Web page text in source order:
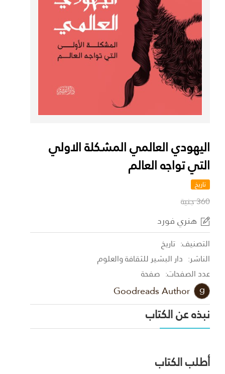
اليهودي العالمي المشكلة الاولي
التي تواجه العالم
تاريخ
360 جنية
هنري فورد
التصنيف: تاريخ
الناشر: دار البشير للثقافة والعلوم
عدد الصفحات: صفحة
Goodreads Author
نبذه عن الكتاب
أطلب الكتاب